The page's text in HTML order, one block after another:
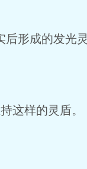
形成的发光灵
这样的灵盾。